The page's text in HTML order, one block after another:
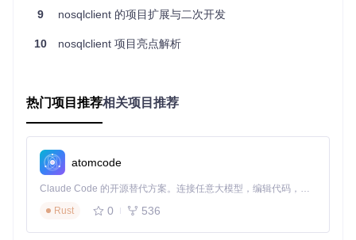
访问本地3000端口即可开始使用，无需复杂环境配置。
SSL证书验证
连接超时自动断开
权限精细控制
通过用户管理模块设置不同角色权限，实现：
9 nosqlclient 的项目扩展与二次开发
10 nosqlclient 项目亮点解析
热门项目推荐相关项目推荐
atomcode
Claude Code 的开源替代方案。连接任意大模型，编辑代码，运行命令，自动验证 — 全自动执行。用 Rust 构建，极致性能。 ｜ An open-source alternative to Claude Code. Connect any LLM, edit code, run commands, and verify changes — autonomously. Built in Rust for speed. Get Started
Rust
0 536